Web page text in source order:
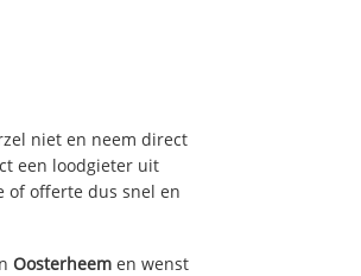
niet en neem direct
een loodgieter uit
of offerte dus snel en
Oosterheem en wenst